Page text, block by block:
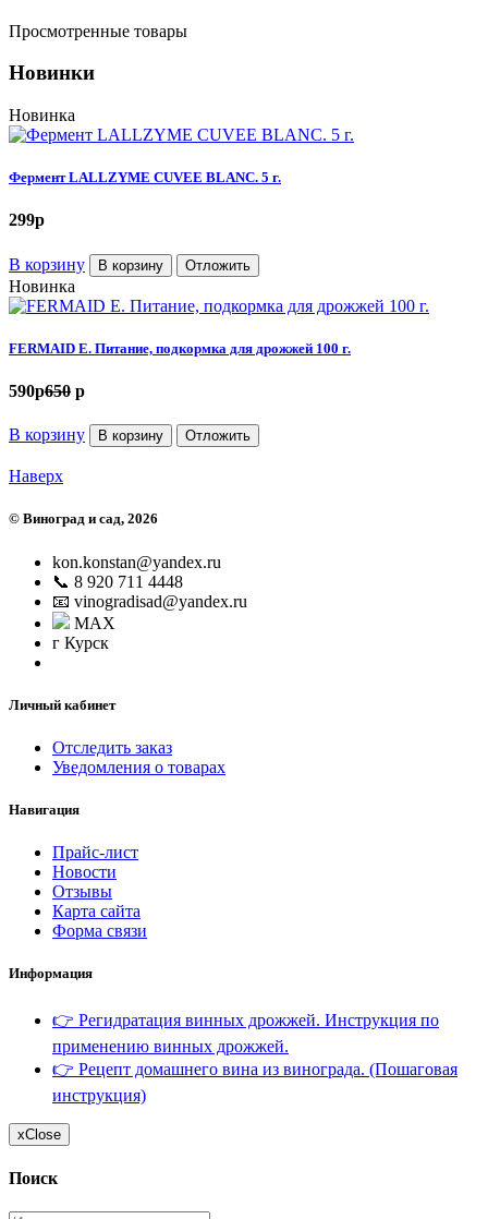
Просмотренные товары
Новинки
Новинка
Фермент LALLZYME CUVEE BLANC. 5 г.
299p
В корзину В корзину Отложить
Новинка
FERMAID E. Питание, подкормка для дрожжей 100 г.
590p650 p
В корзину В корзину Отложить
Наверх
© Виноград и сад, 2026
kon.konstan@yandex.ru
📞 8 920 711 4448
📧 vinogradisad@yandex.ru
MAX
г Курск
Личный кабинет
Отследить заказ
Уведомления о товарах
Навигация
Прайс-лист
Новости
Отзывы
Карта сайта
Форма связи
Информация
👉 Регидратация винных дрожжей. Инструкция по
применению винных дрожжей.
👉 Рецепт домашнего вина из винограда. (Пошаговая
инструкция)
xClose
Поиск